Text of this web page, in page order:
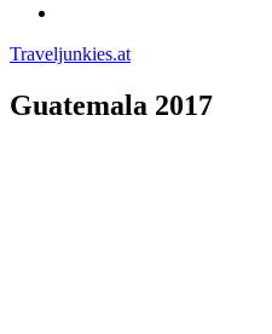
Traveljunkies.at
Guatemala 2017